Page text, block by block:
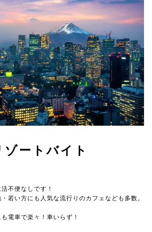
LINEでログイン
0120-932-959
受付】9:30～18:00 土日・祝日定休
ゾートバイト
不便なしです！
若い方にも人気な流行りのカフェなども多数。
電車で楽々！車いらず！